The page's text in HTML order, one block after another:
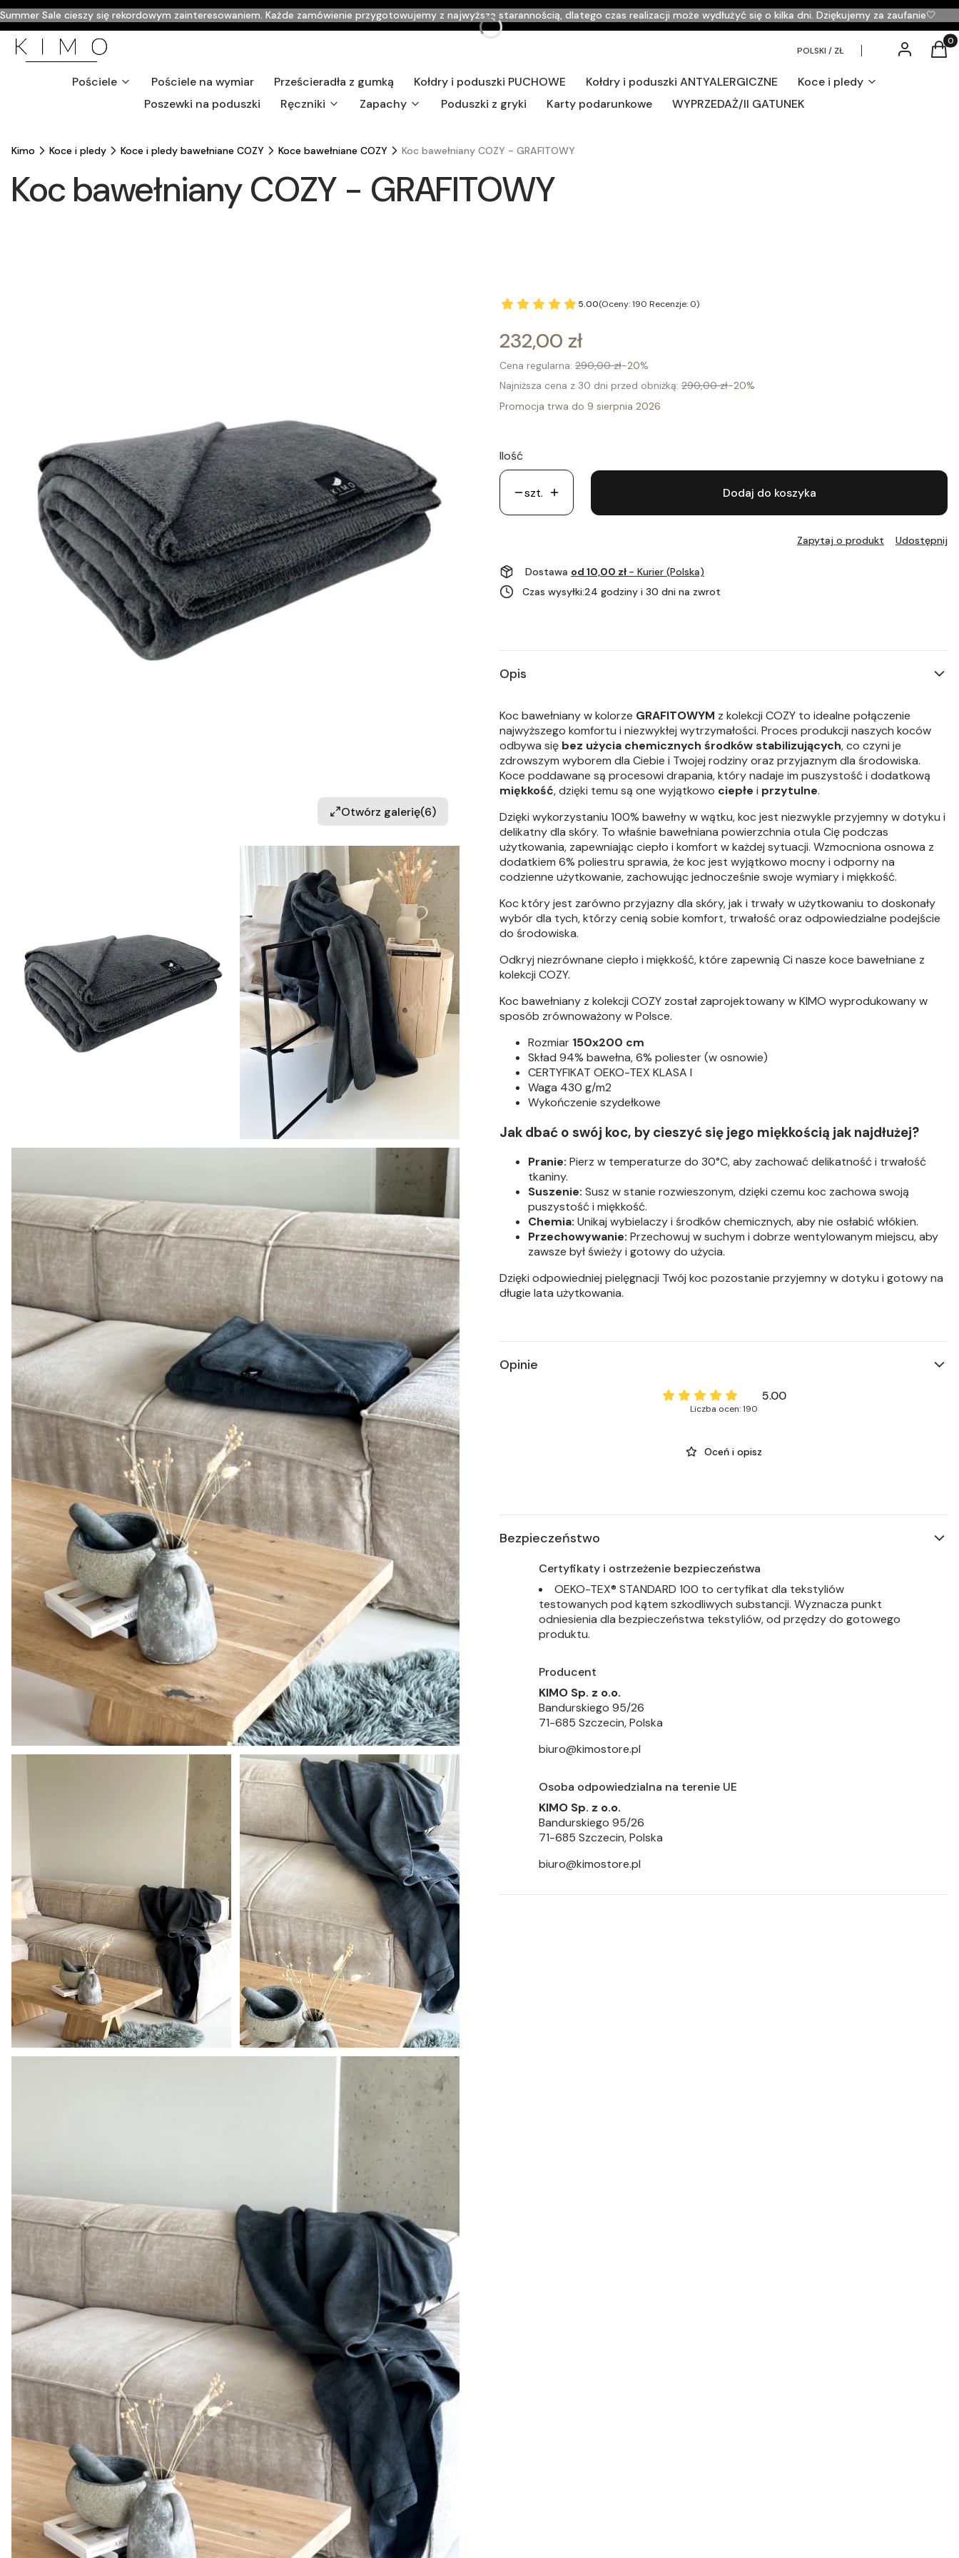
Summer Sale cieszy się rekordowym zainteresowaniem. Każde zamówienie przygotowujemy z najwyższą starannością, dlatego czas realizacji może wydłużyć się o kilka dni. Dziękujemy za zaufanie🤍
POLSKI / ZŁ Zaloguj się
Pościele Pościele na wymiar Prześcieradła z gumką Kołdry i poduszki PUCHOWE Kołdry i poduszki ANTYALERGICZNE
Koce i pledy
Poszewki na poduszki
Ręczniki Zapachy Poduszki z gryki Karty podarunkowe WYPRZEDAŻ/II GATUNEK
Kimo Koce i pledy Koce i pledy bawełniane COZY Koce bawełniane COZY Koc bawełniany COZY - GRAFITOWY
Koc bawełniany COZY - GRAFITOWY
Otwórz galerię(6)
5.00(Oceny: 190 Recenzje: 0)
232,00 zł
Cena regularna: 290,00 zł-20%
Najniższa cena z 30 dni przed obniżką: 290,00 zł-20%
Promocja trwa do 9 sierpnia 2026
Ilość
szt. Dodaj do koszyka
Zapytaj o produkt Udostępnij
Dostawa od 10,00 zł - Kurier (Polska)
Czas wysyłki:24 godziny i 30 dni na zwrot
Opis
Koc bawełniany w kolorze GRAFITOWYM z kolekcji COZY to idealne połączenie
najwyższego komfortu i niezwykłej wytrzymałości. Proces produkcji naszych koców
odbywa się bez użycia chemicznych środków stabilizujących, co czyni je
zdrowszym wyborem dla Ciebie i Twojej rodziny oraz przyjaznym dla środowiska.
Koce poddawane są procesowi drapania, który nadaje im puszystość i dodatkową
miękkość, dzięki temu są one wyjątkowo ciepłe i przytulne.
Dzięki wykorzystaniu 100% bawełny w wątku, koc jest niezwykle przyjemny w dotyku i
delikatny dla skóry. To właśnie bawełniana powierzchnia otula Cię podczas
użytkowania, zapewniając ciepło i komfort w każdej sytuacji. Wzmocniona osnowa z
dodatkiem 6% poliestru sprawia, że koc jest wyjątkowo mocny i odporny na
codzienne użytkowanie, zachowując jednocześnie swoje wymiary i miękkość.
Koc który jest zarówno przyjazny dla skóry, jak i trwały w użytkowaniu to doskonały
wybór dla tych, którzy cenią sobie komfort, trwałość oraz odpowiedzialne podejście
do środowiska.
Odkryj niezrównane ciepło i miękkość, które zapewnią Ci nasze koce bawełniane z
kolekcji COZY.
Koc bawełniany z kolekcji COZY został zaprojektowany w KIMO wyprodukowany w
sposób zrównoważony w Polsce.
Rozmiar 150x200 cm
Skład 94% bawełna, 6% poliester (w osnowie)
CERTYFIKAT OEKO-TEX KLASA I
Waga 430 g/m2
Wykończenie szydełkowe
Jak dbać o swój koc, by cieszyć się jego miękkością jak najdłużej?
Pranie: Pierz w temperaturze do 30°C, aby zachować delikatność i trwałość
tkaniny.
Suszenie: Susz w stanie rozwieszonym, dzięki czemu koc zachowa swoją
puszystość i miękkość.
Chemia: Unikaj wybielaczy i środków chemicznych, aby nie osłabić włókien.
Przechowywanie: Przechowuj w suchym i dobrze wentylowanym miejscu, aby
zawsze był świeży i gotowy do użycia.
Dzięki odpowiedniej pielęgnacji Twój koc pozostanie przyjemny w dotyku i gotowy na
długie lata użytkowania.
Opinie
5.00
Liczba ocen: 190
Oceń i opisz
Bezpieczeństwo
Certyfikaty i ostrzeżenie bezpieczeństwa
OEKO-TEX® STANDARD 100 to certyfikat dla tekstyliów
testowanych pod kątem szkodliwych substancji. Wyznacza punkt
odniesienia dla bezpieczeństwa tekstyliów, od przędzy do gotowego
produktu.
Producent
KIMO Sp. z o.o.
Bandurskiego 95/26
71-685 Szczecin, Polska
biuro@kimostore.pl
Osoba odpowiedzialna na terenie UE
KIMO Sp. z o.o.
Bandurskiego 95/26
71-685 Szczecin, Polska
biuro@kimostore.pl